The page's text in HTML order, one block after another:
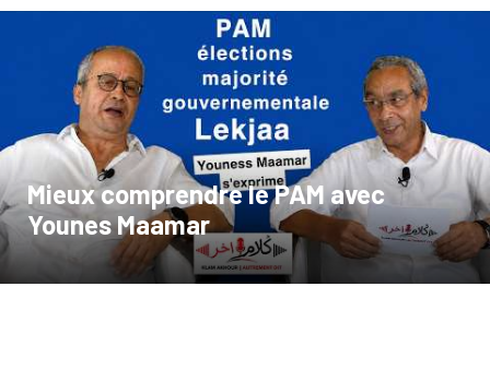
Mieux comprendre le PAM avec
Younes Maamar